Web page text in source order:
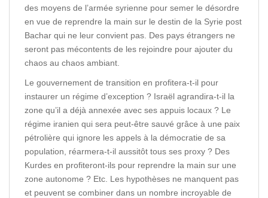
des moyens de l’armée syrienne pour semer le désordre
en vue de reprendre la main sur le destin de la Syrie post
Bachar qui ne leur convient pas. Des pays étrangers ne
seront pas mécontents de les rejoindre pour ajouter du
chaos au chaos ambiant.
Le gouvernement de transition en profitera-t-il pour
instaurer un régime d’exception ? Israël agrandira-t-il la
zone qu’il a déjà annexée avec ses appuis locaux ? Le
régime iranien qui sera peut-être sauvé grâce à une paix
pétrolière qui ignore les appels à la démocratie de sa
population, réarmera-t-il aussitôt tous ses proxy ? Des
Kurdes en profiteront-ils pour reprendre la main sur une
zone autonome ? Etc. Les hypothèses ne manquent pas
et peuvent se combiner dans un nombre incroyable de